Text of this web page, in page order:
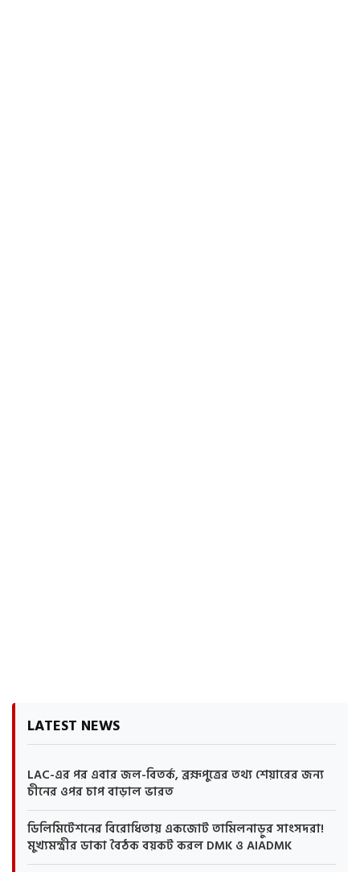
LATEST NEWS
LAC-এর পর এবার জল-বিতর্ক, ব্রহ্মপুত্রের তথ্য শেয়ারের জন্য
চীনের ওপর চাপ বাড়াল ভারত
ডিলিমিটেশনের বিরোধিতায় একজোট তামিলনাড়ুর সাংসদরা!
মুখ্যমন্ত্রীর ডাকা বৈঠক বয়কট করল DMK ও AIADMK